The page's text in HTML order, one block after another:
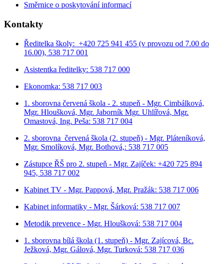
Směrnice o poskytování informací
Kontakty
Ředitelka školy: +420 725 941 455 (v provozu od 7.00 do
16.00), 538 717 001
Asistentka ředitelky: 538 717 000
Ekonomka: 538 717 003
1. sborovna červená škola - 2. stupeň - Mgr. Cimbálková,
Mgr. Hloušková, Mgr. Jaborník Mgr. Uhlířová, Mgr.
Omastová, Ing. Peša: 538 717 004
2. sborovna červená škola (2. stupeň) - Mgr. Pláteníková,
Mgr. Smolíková, Mgr. Bothová,: 538 717 005
Zástupce ŘŠ pro 2. stupeň - Mgr. Zajíček: +420 725 894
945, 538 717 002
Kabinet TV - Mgr. Pappová, Mgr. Pražák: 538 717 006
Kabinet informatiky - Mgr. Šárková: 538 717 007
Metodik prevence - Mgr. Hloušková: 538 717 004
1. sborovna bílá škola (1. stupeň) - Mgr. Zajícová, Bc.
Ježková, Mgr. Gálová, Mgr. Turková: 538 717 036